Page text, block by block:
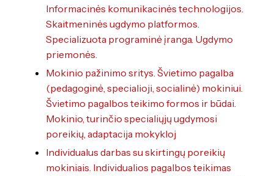
Informacinės komunikacinės technologijos.
Skaitmeninės ugdymo platformos.
Specializuota programinė įranga. Ugdymo
priemonės.
Mokinio pažinimo sritys. Švietimo pagalba
(pedagoginė, specialioji, socialinė) mokiniui.
Švietimo pagalbos teikimo formos ir būdai.
Mokinio, turinčio specialiųjų ugdymosi
poreikių, adaptacija mokykloj
Individualus darbas su skirtingų poreikių
mokiniais. Individualios pagalbos teikimas